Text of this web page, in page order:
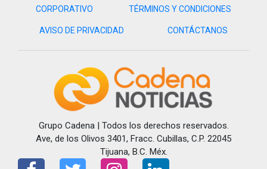
CORPORATIVO TÉRMINOS Y CONDICIONES
AVISO DE PRIVACIDAD CONTÁCTANOS
Grupo Cadena | Todos los derechos reservados.
Ave, de los Olivos 3401, Fracc. Cubillas, C.P. 22045
Tijuana, B.C. Méx.